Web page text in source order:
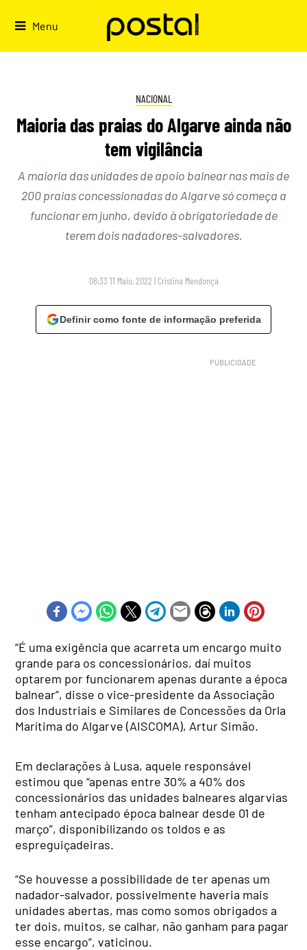
Menu
NACIONAL
Maioria das praias do Algarve ainda não
tem vigilância
A maioria das unidades de apoio balnear nas mais de
200 praias concessionadas do Algarve só começa a
funcionar em junho, devido à obrigatoriedade de
terem dois nadadores-salvadores.
08:33 11 Maio, 2022 | Cristina Mendonça
Definir como fonte de informação preferida
“É uma exigência que acarreta um encargo muito
grande para os concessionários, daí muitos
optarem por funcionarem apenas durante a época
balnear”, disse o vice-presidente da Associação
dos Industriais e Similares de Concessões da Orla
Marítima do Algarve (AISCOMA), Artur Simão.
Em declarações à Lusa, aquele responsável
estimou que “apenas entre 30% a 40% dos
concessionários das unidades balneares algarvias
tenham antecipado época balnear desde 01 de
março”, disponibilizando os toldos e as
espreguiçadeiras.
“Se houvesse a possibilidade de ter apenas um
nadador-salvador, possivelmente haveria mais
unidades abertas, mas como somos obrigados a
ter dois, muitos, se calhar, não ganham para pagar
esse encargo”, vaticinou.